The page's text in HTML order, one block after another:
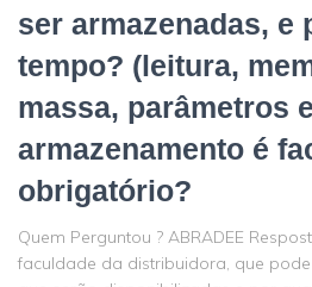
ser armazenadas, e
tempo? (leitura,
massa, parâmetros
armazenamento é
obrigatório?
Quem Perguntou ? ABRADEE
faculdade da distribuidora, que